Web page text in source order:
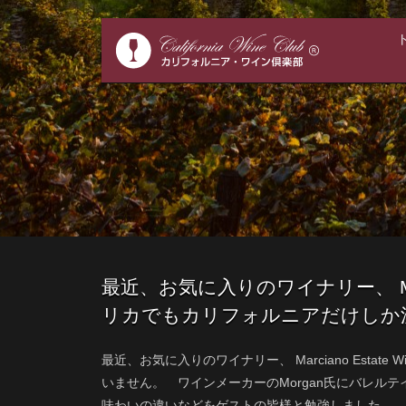
最近、お気に入りのワイナリー
リカでもカリフォルニアだけし
最近、お気に入りのワイナリー、 Marciano Estate
いません。 ワインメーカーのMorgan氏にバレルテ